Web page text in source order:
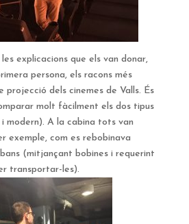
explicacions que els van donar,
persona, els racons més
projecció dels cinemes de Valls. És
molt fàcilment els dos tipus
modern). A la cabina tots van
exemple, com es rebobinava
(mitjançant bobines i requerint
transportar-les).